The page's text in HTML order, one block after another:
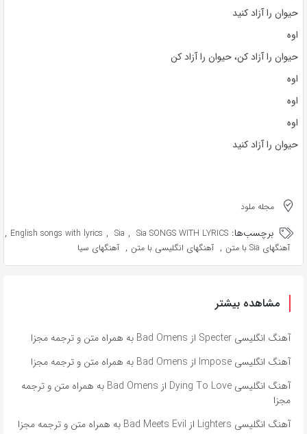
حیوان را آزاد کنید
اوه
حیوان را آزاد کن، حیوان را آزاد کن
اوه
اوه
اوه
حیوان را آزاد کنید
مجله ملود
برچسب‌ها: English songs with lyrics , Sia , Sia SONGS WITH LYRICS
,
آهنگهای Sia با متن , آهنگهای انگلیسی با متن , آهنگهای سیا
مشاهده بیشتر
آهنگ انگلیسی Specter از Bad Omens به همراه متن و ترجمه مجزا
آهنگ انگلیسی Impose از Bad Omens به همراه متن و ترجمه مجزا
آهنگ انگلیسی Dying To Love از Bad Omens به همراه متن و ترجمه
مجزا
آهنگ انگلیسی Lighters از Bad Meets Evil به همراه متن و ترجمه مجزا